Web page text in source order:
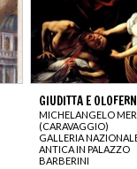
GIUDITTA E
MICHELANGELO
(CARAVAGGIO)
GALLERIA
ANTICA IN PALAZZO
BARBERINI